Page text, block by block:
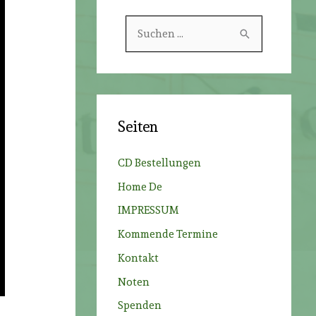
n
h
:
Seiten
CD Bestellungen
Home De
IMPRESSUM
Kommende Termine
Kontakt
Noten
Spenden